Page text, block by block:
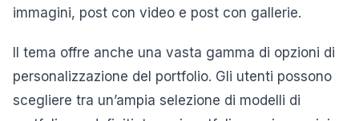
immagini, post con video e post con gallerie.
Il tema offre anche una vasta gamma di opzioni di
personalizzazione del portfolio. Gli utenti possono
scegliere tra un’ampia selezione di modelli di